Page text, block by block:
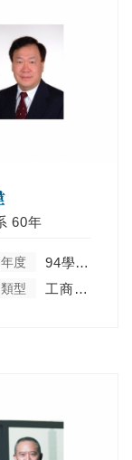
60年
度 94學年度
型 工商菁英類